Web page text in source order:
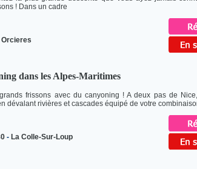
! Dans un cadre
Orcieres
dans les Alpes-Maritimes
frissons avec du canyoning ! A deux pas de
dévalant rivières et cascades équipé de votre
- La Colle-Sur-Loup